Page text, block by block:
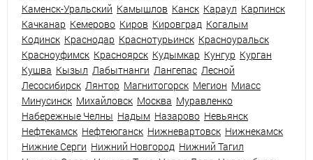
Каменск-Уральский Камышлов Канск Караул Карпинск
Качканар Кемерово Киров Кировград Когалым
Кодинск Краснодар Краснотурьинск Красноуральск
Красноуфимск Красноярск Кудымкар Кунгур Курган
Кушва Кызыл Лабытнанги Лангепас Лесной
Лесосибирск Лянтор Магнитогорск Мегион Миасс
Минусинск Михайловск Москва Муравленко
Набережные Челны Надым Назарово Невьянск
Нефтекамск Нефтеюганск Нижневартовск Нижнекамск
Нижние Серги Нижний Новгород Нижний Тагил